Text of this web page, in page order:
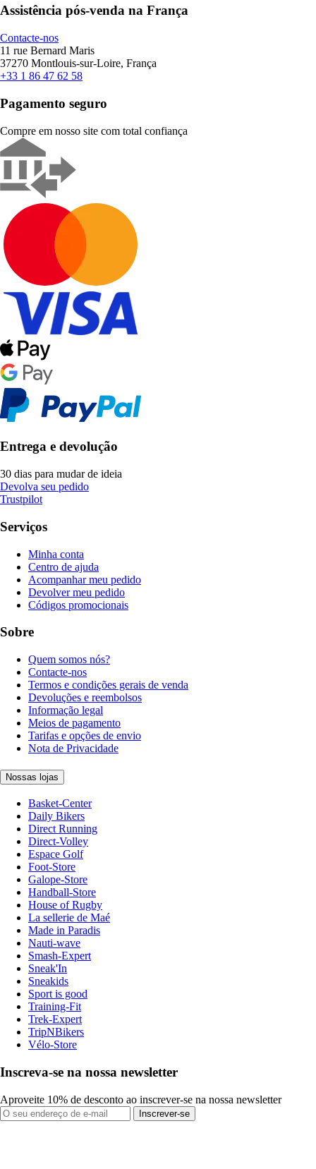
Assistência pós-venda na França
Contacte-nos
11 rue Bernard Maris
37270 Montlouis-sur-Loire, França
+33 1 86 47 62 58
Pagamento seguro
Compre em nosso site com total confiança
Entrega e devolução
30 dias para mudar de ideia
Devolva seu pedido
Trustpilot
Serviços
Minha conta
Centro de ajuda
Acompanhar meu pedido
Devolver meu pedido
Códigos promocionais
Sobre
Quem somos nós?
Contacte-nos
Termos e condições gerais de venda
Devoluções e reembolsos
Informação legal
Meios de pagamento
Tarifas e opções de envio
Nota de Privacidade
Nossas lojas
Basket-Center
Daily Bikers
Direct Running
Direct-Volley
Espace Golf
Foot-Store
Galope-Store
Handball-Store
House of Rugby
La sellerie de Maé
Made in Paradis
Nauti-wave
Smash-Expert
Sneak'In
Sneakids
Sport is good
Training-Fit
Trek-Expert
TripNBikers
Vélo-Store
Inscreva-se na nossa newsletter
Aproveite 10% de desconto ao inscrever-se na nossa newsletter
Inscrever-se